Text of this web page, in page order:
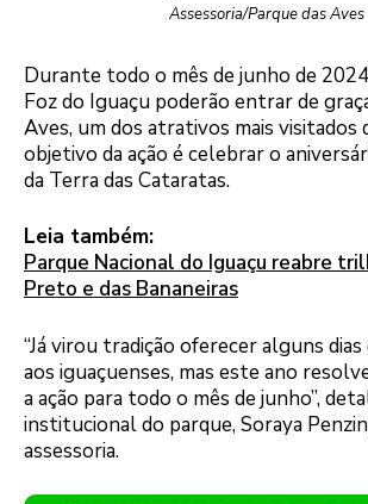
Assessoria/Parque das Aves
Durante todo o mês de junho de
Foz do Iguaçu poderão entrar de
Aves, um dos atrativos mais visitados
objetivo da ação é celebrar o
da Terra das Cataratas.
Leia também:
Parque Nacional do Iguaçu reabre
Preto e das Bananeiras
“Já virou tradição oferecer alguns
aos iguaçuenses, mas este ano
a ação para todo o mês de junho”,
institucional do parque, Soraya
assessoria.